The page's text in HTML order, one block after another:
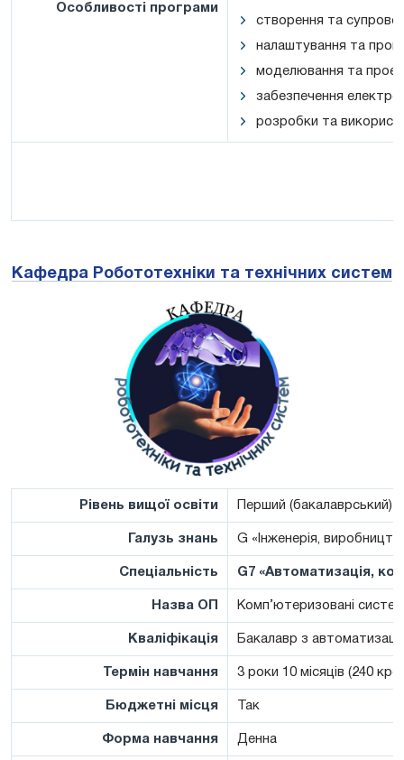
Особливості програми
створення та
налаштування та
моделювання та
забезпечення
розробки та
Кафедра Робототехніки та технічних систем
Рівень вищої освіти Перший (бакалаврський)
Галузь знань G «Інженерія,
Спеціальність G7 «Автоматизація,
Назва ОП Комп’ютеризовані
Кваліфікація Бакалавр з
Термін навчання 3 роки 10 місяців (240
Бюджетні місця Так
Форма навчання Денна